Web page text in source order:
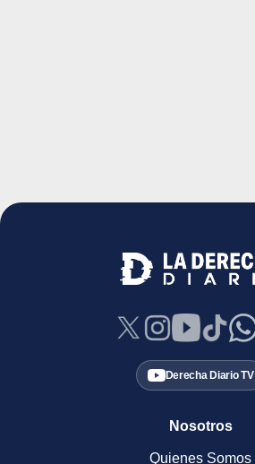
Derecha Diario TV
Nosotros
Quienes Somos